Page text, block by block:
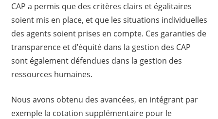
CAP a permis que des critères clairs et égalitaires
soient mis en place, et que les situations individuelles
des agents soient prises en compte. Ces garanties de
transparence et d’équité dans la gestion des CAP
sont également défendues dans la gestion des
ressources humaines.
Nous avons obtenu des avancées, en intégrant par
exemple la cotation supplémentaire pour le